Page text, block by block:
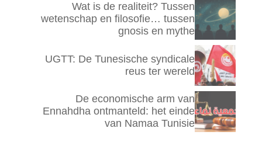
Wat is de realiteit? Tussen
wetenschap en filosofie… tussen
gnosis en mythe
UGTT: De Tunesische syndicale
reus ter wereld
De economische arm van
Ennahdha ontmanteld: het einde
van Namaa Tunisie